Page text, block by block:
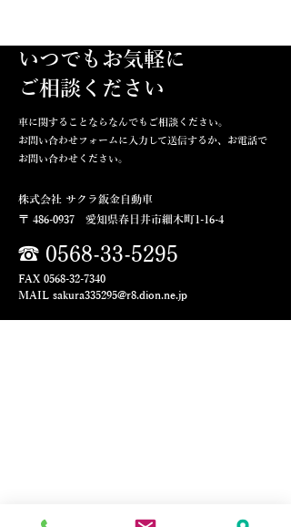
夏季休暇のお知らせ
いつでもお気軽に
​ご相談ください
車に関することならなんでもご相談ください。
お問い合わせフォームに入力して送信するか、 お電話で
お問い合わせください。
株式会社 サクラ鈑金自動車
〒 486-0937 愛知県春日井市細木町1-16-4
☎ 0568-33-5295
FAX 0568-32-7340
MAIL sakura335295@r8.dion.ne.jp
電話番号